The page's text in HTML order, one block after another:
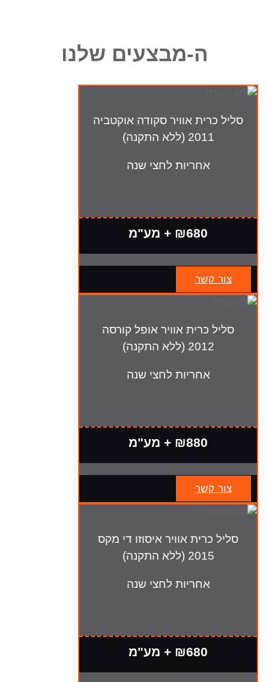
ה-מבצעים שלנו
סליל כרית אוויר סקודה אוקטביה
2011 (ללא התקנה)
אחריות לחצי שנה
₪680 + מע"מ
צור קשר
סליל כרית אוויר אופל קורסה
2012 (ללא התקנה)
אחריות לחצי שנה
₪880 + מע"מ
צור קשר
סליל כרית אוויר איסוזו די מקס
2015 (ללא התקנה)
אחריות לחצי שנה
₪680 + מע"מ